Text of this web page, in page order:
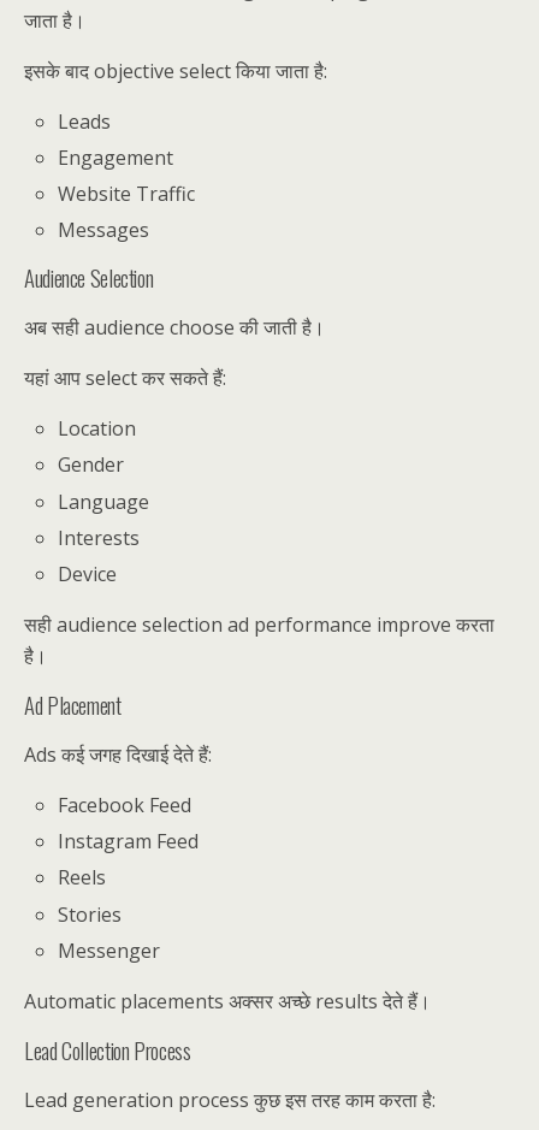
जाता है।
इसके बाद objective select किया जाता है:
Leads
Engagement
Website Traffic
Messages
Audience Selection
अब सही audience choose की जाती है।
यहां आप select कर सकते हैं:
Location
Gender
Language
Interests
Device
सही audience selection ad performance improve करता
है।
Ad Placement
Ads कई जगह दिखाई देते हैं:
Facebook Feed
Instagram Feed
Reels
Stories
Messenger
Automatic placements अक्सर अच्छे results देते हैं।
Lead Collection Process
Lead generation process कुछ इस तरह काम करता है: